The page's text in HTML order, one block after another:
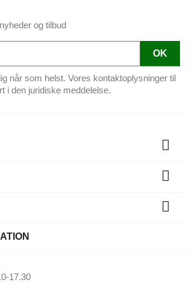
og tilbud
når som helst. Vores kontaktoplysninger til
i den juridiske meddelelse.



17.30